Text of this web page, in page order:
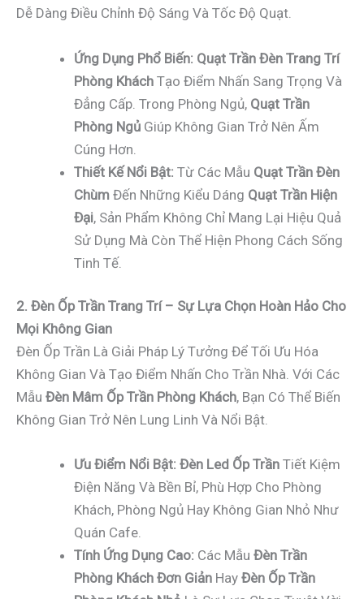
Dễ Dàng Điều Chỉnh Độ Sáng Và Tốc Độ Quạt.
Ứng Dụng Phổ Biến: Quạt Trần Đèn Trang Trí
Phòng Khách Tạo Điểm Nhấn Sang Trọng Và
Đẳng Cấp. Trong Phòng Ngủ, Quạt Trần
Phòng Ngủ Giúp Không Gian Trở Nên Ấm
Cúng Hơn.
Thiết Kế Nổi Bật: Từ Các Mẫu Quạt Trần Đèn
Chùm Đến Những Kiểu Dáng Quạt Trần Hiện
Đại, Sản Phẩm Không Chỉ Mang Lại Hiệu Quả
Sử Dụng Mà Còn Thể Hiện Phong Cách Sống
Tinh Tế.
2. Đèn Ốp Trần Trang Trí – Sự Lựa Chọn Hoàn Hảo Cho
Mọi Không Gian
Đèn Ốp Trần Là Giải Pháp Lý Tưởng Để Tối Ưu Hóa
Không Gian Và Tạo Điểm Nhấn Cho Trần Nhà. Với Các
Mẫu Đèn Mâm Ốp Trần Phòng Khách, Bạn Có Thể Biến
Không Gian Trở Nên Lung Linh Và Nổi Bật.
Ưu Điểm Nổi Bật: Đèn Led Ốp Trần Tiết Kiệm
Điện Năng Và Bền Bỉ, Phù Hợp Cho Phòng
Khách, Phòng Ngủ Hay Không Gian Nhỏ Như
Quán Cafe.
Tính Ứng Dụng Cao: Các Mẫu Đèn Trần
Phòng Khách Đơn Giản Hay Đèn Ốp Trần